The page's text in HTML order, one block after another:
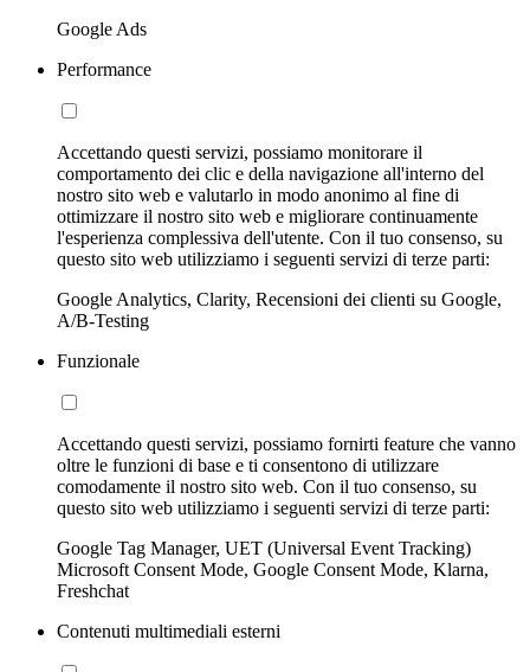
Google Ads
Performance
Accettando questi servizi, possiamo monitorare il
comportamento dei clic e della navigazione all'interno del
nostro sito web e valutarlo in modo anonimo al fine di
ottimizzare il nostro sito web e migliorare continuamente
l'esperienza complessiva dell'utente. Con il tuo consenso, su
questo sito web utilizziamo i seguenti servizi di terze parti:
Google Analytics, Clarity, Recensioni dei clienti su Google,
A/B-Testing
Funzionale
Accettando questi servizi, possiamo fornirti feature che vanno
oltre le funzioni di base e ti consentono di utilizzare
comodamente il nostro sito web. Con il tuo consenso, su
questo sito web utilizziamo i seguenti servizi di terze parti:
Google Tag Manager, UET (Universal Event Tracking)
Microsoft Consent Mode, Google Consent Mode, Klarna,
Freshchat
Contenuti multimediali esterni